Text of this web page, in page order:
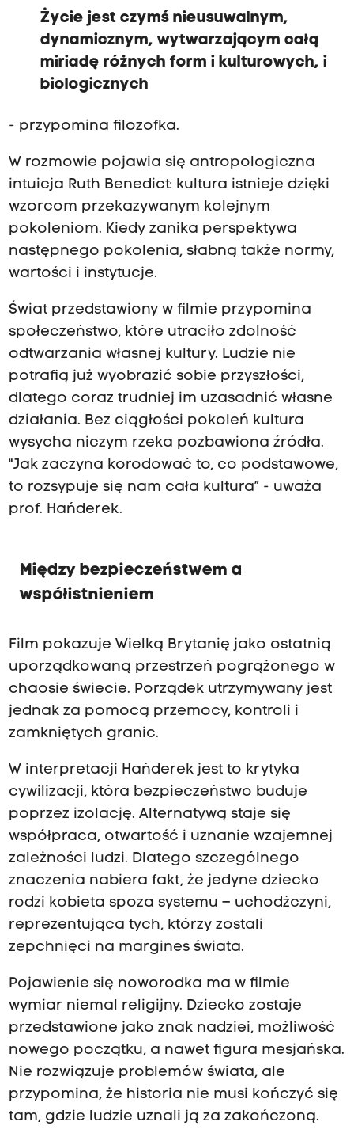
Życie jest czymś nieusuwalnym,
dynamicznym, wytwarzającym całą
miriadę różnych form i kulturowych, i
biologicznych
- przypomina filozofka.
W rozmowie pojawia się antropologiczna
intuicja Ruth Benedict: kultura istnieje dzięki
wzorcom przekazywanym kolejnym
pokoleniom. Kiedy zanika perspektywa
następnego pokolenia, słabną także normy,
wartości i instytucje.
Świat przedstawiony w filmie przypomina
społeczeństwo, które utraciło zdolność
odtwarzania własnej kultury. Ludzie nie
potrafią już wyobrazić sobie przyszłości,
dlatego coraz trudniej im uzasadnić własne
działania. Bez ciągłości pokoleń kultura
wysycha niczym rzeka pozbawiona źródła.
"Jak zaczyna korodować to, co podstawowe,
to rozsypuje się nam cała kultura” - uważa
prof. Hańderek.
Między bezpieczeństwem a
współistnieniem
Film pokazuje Wielką Brytanię jako ostatnią
uporządkowaną przestrzeń pogrążonego w
chaosie świecie. Porządek utrzymywany jest
jednak za pomocą przemocy, kontroli i
zamkniętych granic.
W interpretacji Hańderek jest to krytyka
cywilizacji, która bezpieczeństwo buduje
poprzez izolację. Alternatywą staje się
współpraca, otwartość i uznanie wzajemnej
zależności ludzi. Dlatego szczególnego
znaczenia nabiera fakt, że jedyne dziecko
rodzi kobieta spoza systemu – uchodźczyni,
reprezentująca tych, którzy zostali
zepchnięci na margines świata.
Pojawienie się noworodka ma w filmie
wymiar niemal religijny. Dziecko zostaje
przedstawione jako znak nadziei, możliwość
nowego początku, a nawet figura mesjańska.
Nie rozwiązuje problemów świata, ale
przypomina, że historia nie musi kończyć się
tam, gdzie ludzie uznali ją za zakończoną.